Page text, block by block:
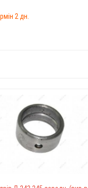
2 дн.